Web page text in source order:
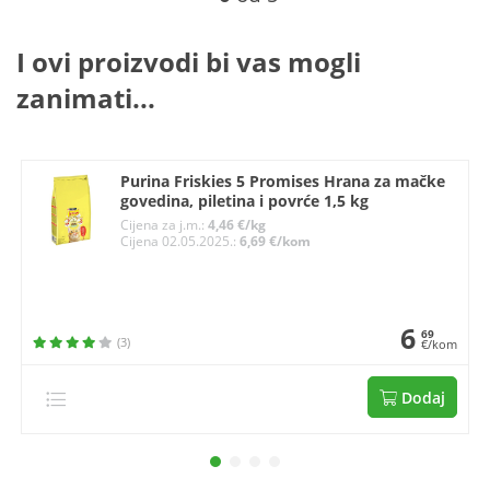
I ovi proizvodi bi vas mogli
zanimati...
Purina Friskies 5 Promises Hrana za mačke
govedina, piletina i povrće 1,5 kg
Cijena za j.m.:4,46 €/kg
Cijena 02.05.2025.:6,69 €/kom
(3) 6 69
€/kom
Dodaj